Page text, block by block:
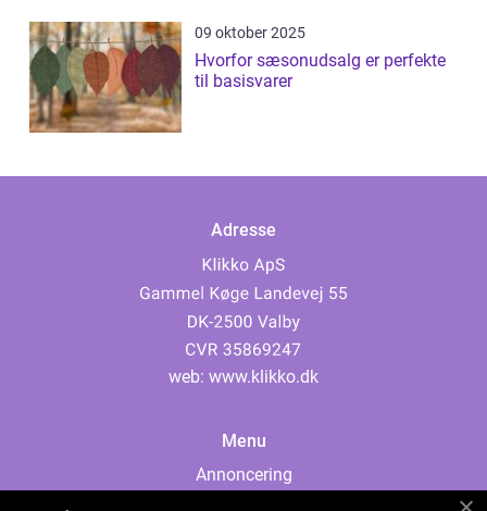
09 oktober 2025
Hvorfor sæsonudsalg er perfekte
til basisvarer
Adresse
web: www.klikko.dk
Menu
Annoncering